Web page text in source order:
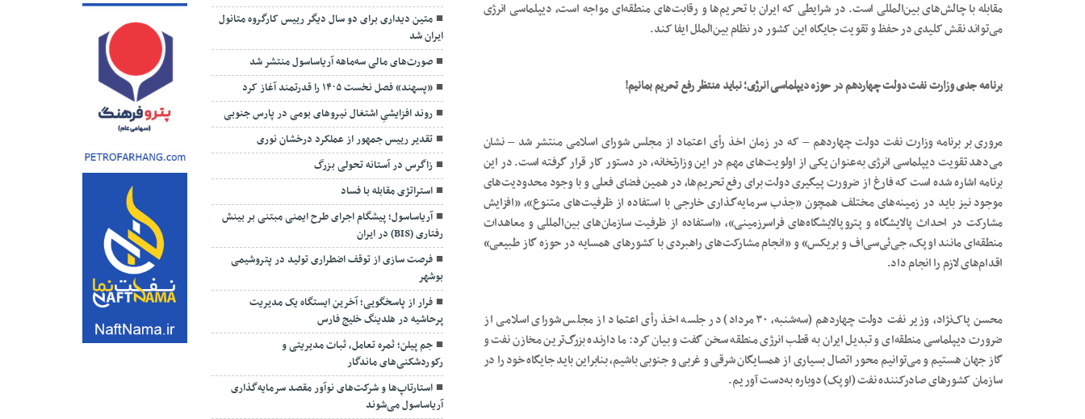
مقابله با چالش‌های بین‌المللی است. در شرایطی که ایران با تحریم‌ها و رقابت‌های منطقه‌ای مواجه است، دیپلماسی انرژی
می‌تواند نقش کلیدی در حفظ و تقویت جایگاه این کشور در نظام بین‌الملل ایفا کند.
برنامه جدی وزارت نفت دولت چهاردهم در حوزه دیپلماسی انرژی؛ نباید منتظر رفع تحریم بمانیم!
مروری بر برنامه وزارت نفت دولت چهاردهم – که در زمان اخذ رأی اعتماد از مجلس شورای اسلامی منتشر شد – نشان
می‌دهد تقویت دیپلماسی انرژی به‌عنوان یکی از اولویت‌های مهم در این وزارتخانه، در دستور کار قرار گرفته است. در این
برنامه اشاره شده است که فارغ از ضرورت پیگیری دولت برای رفع تحریم‌ها، در همین فضای فعلی و با وجود محدودیت‌های
موجود نیز باید در زمینه‌های مختلف همچون «جذب سرمایه‌گذاری خارجی با استفاده از ظرفیت‌های متنوع»، «افزایش
مشارکت در احداث پالایشگاه و پتروپالایشگاه‌های فراسرزمینی»، «استفاده از ظرفیت سازمان‌های بین‌المللی و معاهدات
منطقه‌ای مانند اوپک، جی‌ئی‌سی‌اف و بریکس» و «انجام مشارکت‌های راهبردی با کشورهای همسایه در حوزه گاز طبیعی»
اقدام‌های لازم را انجام داد.
محسن ‌پاک‌نژاد، وزیر نفت دولت چهاردهم (سه‌شنبه، ۳۰ مرداد) در جلسه اخذ رأی اعتماد از مجلس شورای اسلامی از
ضرورت دیپلماسی منطقه‌ای و تبدیل ایران به قطب انرژی منطقه سخن گفت و بیان کرد: ما دارنده بزرگ‌ترین مخازن نفت و
گاز جهان هستیم و می‌توانیم محور اتصال بسیاری از همسایگان شرقی و غربی و جنوبی باشیم، بنابراین باید جایگاه خود را در
سازمان کشورهای صادرکننده نفت (اوپک) دوباره به‌دست آوریم.
متین دیداری برای دو سال دیگر رییس کارگروه متانول
ایران شد
صورت‌های مالی سه‌ماهه آریاساسول منتشر شد
«پسهند» فصل نخست ۱۴۰۵ را قدرتمند آغاز کرد
روند افزایشیِ اشتغال نیروهای بومی در پارس جنوبی
تقدیر رییس جمهور از عملکرد درخشان نوری
زاگرس در آستانه تحولی بزرگ
استراتژی مقابله با فساد
آریاساسول؛ پیشگام اجرای طرح ایمنی مبتنی بر بینش
رفتاری (BIS) در ایران
فرصت سازی از توقف اضطراری تولید در پتروشیمی
بوشهر
فرار از پاسخگویی؛ آخرین ایستگاه یک مدیریت
پرحاشیه در هلدینگ خلیج فارس
جم پیلن؛ ثمره تعامل، ثبات مدیریتی و
رکوردشکنی‌های ماندگار
استارتاپ‌ها و شرکت‌های نوآور مقصد سرما‌یه‌گذاری
آریاساسول می‌شوند